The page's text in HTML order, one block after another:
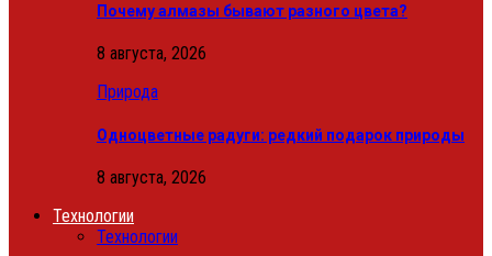
Почему алмазы бывают разного цвета?
8 августа, 2026
Природа
Одноцветные радуги: редкий подарок природы
8 августа, 2026
Технологии
Технологии